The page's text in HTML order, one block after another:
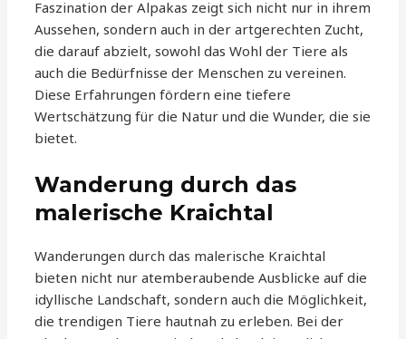
Faszination der Alpakas zeigt sich nicht nur in ihrem
Aussehen, sondern auch in der artgerechten Zucht,
die darauf abzielt, sowohl das Wohl der Tiere als
auch die Bedürfnisse der Menschen zu vereinen.
Diese Erfahrungen fördern eine tiefere
Wertschätzung für die Natur und die Wunder, die sie
bietet.
Wanderung durch das
malerische Kraichtal
Wanderungen durch das malerische Kraichtal
bieten nicht nur atemberaubende Ausblicke auf die
idyllische Landschaft, sondern auch die Möglichkeit,
die trendigen Tiere hautnah zu erleben. Bei der